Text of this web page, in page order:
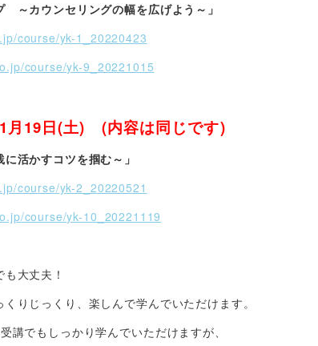
～カウンセリングの幅を広げよう～」
course/yk-1_20220423
course/yk-9_20221015
19日(土) (内容は同じです)
活かすコツを掴む～」
course/yk-2_20220521
course/yk-10_20221119
大丈夫！
りじっくり、楽しんで学んでいただけます。
講でもしっかり学んでいただけますが、